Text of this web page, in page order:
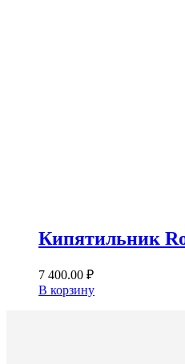
Кипятильник
7 400.00 ₽
В корзину